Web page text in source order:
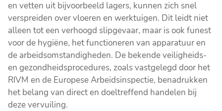
en vetten uit bijvoorbeeld lagers, kunnen zich snel
verspreiden over vloeren en werktuigen. Dit leidt niet
alleen tot een verhoogd slipgevaar, maar is ook funest
voor de hygiëne, het functioneren van apparatuur en
de arbeidsomstandigheden. De bekende veiligheids-
en gezondheidsprocedures, zoals vastgelegd door het
RIVM en de Europese Arbeidsinspectie, benadrukken
het belang van direct en doeltreffend handelen bij
deze vervuiling.